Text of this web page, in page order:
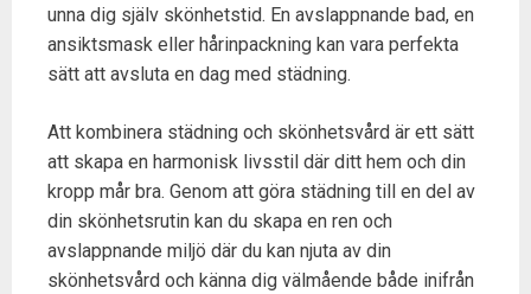
unna dig själv skönhetstid. En avslappnande bad, en
ansiktsmask eller hårinpackning kan vara perfekta
sätt att avsluta en dag med städning.
Att kombinera städning och skönhetsvård är ett sätt
att skapa en harmonisk livsstil där ditt hem och din
kropp mår bra. Genom att göra städning till en del av
din skönhetsrutin kan du skapa en ren och
avslappnande miljö där du kan njuta av din
skönhetsvård och känna dig välmående både inifrån